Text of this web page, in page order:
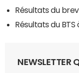
Résultats du
Résultats du BTS
NEWSLETTER